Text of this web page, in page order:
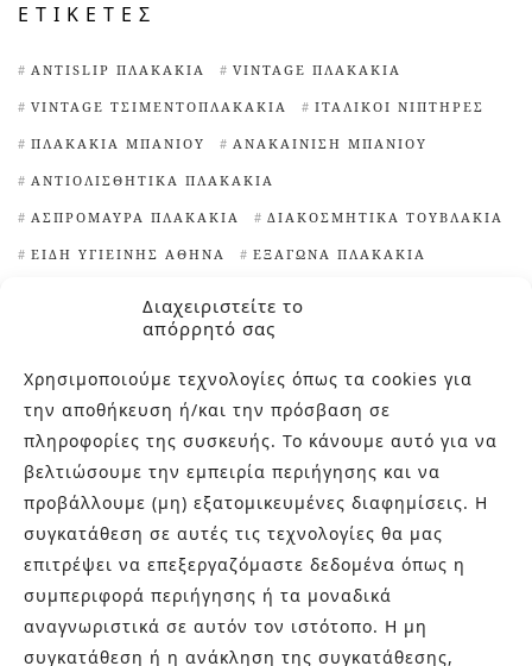
Διαχειριστείτε το
απόρρητό σας
Χρησιμοποιούμε τεχνολογίες όπως τα cookies για
την αποθήκευση ή/και την πρόσβαση σε
πληροφορίες της συσκευής. Το κάνουμε αυτό για να
βελτιώσουμε την εμπειρία περιήγησης και να
προβάλλουμε (μη) εξατομικευμένες διαφημίσεις. Η
συγκατάθεση σε αυτές τις τεχνολογίες θα μας
επιτρέψει να επεξεργαζόμαστε δεδομένα όπως η
συμπεριφορά περιήγησης ή τα μοναδικά
αναγνωριστικά σε αυτόν τον ιστότοπο. Η μη
συγκατάθεση ή η ανάκληση της συγκατάθεσης,
ΕΤΙΚΈΤΕΣ
ANTISLIP ΠΛΑΚΆΚΙΑ VINTAGE ΠΛΑΚΆΚΙΑ
VINTAGE ΤΣΙΜΕΝΤΟΠΛΑΚΆΚΙΑ ΙΤΑΛΙΚΟΊ ΝΙΠΤΉΡΕΣ
ΠΛΑΚΆΚΙΑ ΜΠΆΝΙΟΥ ΑΝΑΚΑΊΝΙΣΗ ΜΠΆΝΙΟΥ
ΑΝΤΙΟΛΙΣΘΗΤΙΚΆ ΠΛΑΚΆΚΙΑ
ΑΣΠΡΌΜΑΥΡΑ ΠΛΑΚΆΚΙΑ ΔΙΑΚΟΣΜΗΤΙΚΆ ΤΟΥΒΛΆΚΙΑ
ΕΊΔΗ ΥΓΙΕΙΝΉΣ ΑΘΉΝΑ ΕΞΆΓΩΝΑ ΠΛΑΚΆΚΙΑ
ΙΔΙΑΊΤΕΡΑ ΠΛΑΚΆΚΙΑ
ΙΔΙΑΊΤΕΡΑ ΠΛΑΚΆΚΙΑ ΜΠΆΝΙΟΥ
ΚΑΘΑΡΙΣΤΙΚΌ ΑΛΆΤΩΝ ΚΛΏΣΤΡΑ
ΜΑΡΟΚΙΝΆ ΠΛΑΚΆΚΙΑ
ΜΠΑΝΙΈΡΕΣ ΕΛΕΎΘΕΡΗΣ ΤΟΠΟΘΈΤΗΣΗΣ ΝΙΠΤΉΡΕΣ
ΝΙΠΤΉΡΕΣ ΜΠΆΝΙΟΥ ΠΕΡΊΕΡΓΑ ΠΛΑΚΆΚΙΑ ΠΙΣΊΝΕΣ
ΠΛΑΚΆΚΙΑ TERRAZZO ΠΛΑΚΆΚΙΑ ΑΠΟΜΊΜΗΣΗ ΞΎΛΟΥ
ΠΛΑΚΆΚΙΑ ΓΙΑ ΕΠΈΝΔΥΣΗ ΤΟΊΧΩΝ
ΠΛΑΚΆΚΙΑ ΕΞΩΤΕΡΙΚΟΎ ΧΏΡΟΥ ΠΛΑΚΆΚΙΑ ΚΟΥΖΊΝΑΣ